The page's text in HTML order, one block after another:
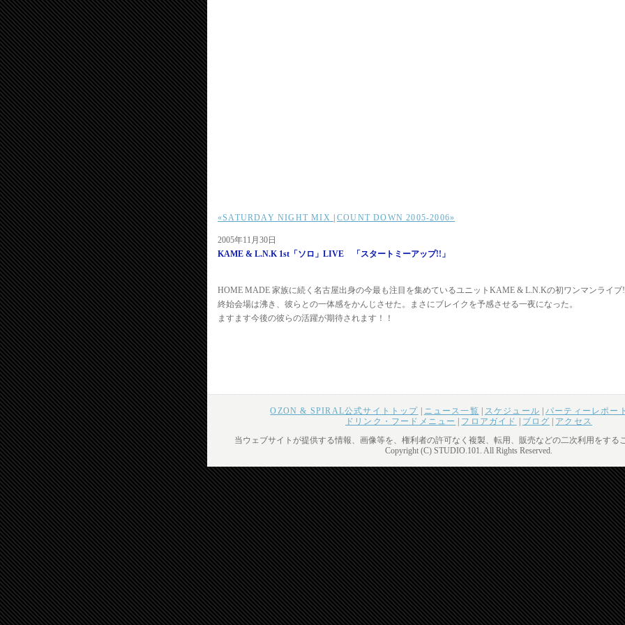
«SATURDAY NIGHT MIX COUNT DOWN 2005-2006»
2005年11月30日
KAME & L.N.K 1st「ソロ」LIVE 「スタートミーアップ!!」
HOME MADE 家族に続く名古屋出身の今最も注目を集めているユニットKAME & L.N.Kの初ワンマンライブ
終始会場は沸き、彼らとの一体感をかんじさせた。まさにブレイクを予感させる一夜になった。
ますます今後の彼らの活躍が期待されます！！
OZON & SPIRAL公式サイトトップ ニュース一覧 スケジュール
パーティーレポー
ドリンク・フードメニュー
フロアガイド ブログ
アクセス
当ウェブサイトが提供する情報、画像等を、権利者の許可なく複製、転用、販売などの二次利用をする
Copyright (C) STUDIO.101. All Rights Reserved.